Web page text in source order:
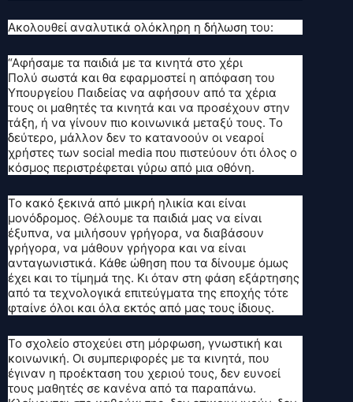
Ακολουθεί αναλυτικά ολόκληρη η δήλωση του:
“Αφήσαμε τα παιδιά με τα κινητά στο χέρι
Πολύ σωστά και θα εφαρμοστεί η απόφαση του
Υπουργείου Παιδείας να αφήσουν από τα χέρια
τους οι μαθητές τα κινητά και να προσέχουν στην
τάξη, ή να γίνουν πιο κοινωνικά μεταξύ τους. Το
δεύτερο, μάλλον δεν το κατανοούν οι νεαροί
χρήστες των social media που πιστεύουν ότι όλος ο
κόσμος περιστρέφεται γύρω από μια οθόνη.
Το κακό ξεκινά από μικρή ηλικία και είναι
μονόδρομος. Θέλουμε τα παιδιά μας να είναι
έξυπνα, να μιλήσουν γρήγορα, να διαβάσουν
γρήγορα, να μάθουν γρήγορα και να είναι
ανταγωνιστικά. Κάθε ώθηση που τα δίνουμε όμως
έχει και το τίμημά της. Κι όταν στη φάση εξάρτησης
από τα τεχνολογικά επιτεύγματα της εποχής τότε
φταίνε όλοι και όλα εκτός από μας τους ίδιους.
Το σχολείο στοχεύει στη μόρφωση, γνωστική και
κοινωνική. Οι συμπεριφορές με τα κινητά, που
έγιναν η προέκταση του χεριού τους, δεν ευνοεί
τους μαθητές σε κανένα από τα παραπάνω.